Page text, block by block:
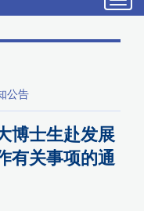
公告
博士生赴发展
有关事项的通